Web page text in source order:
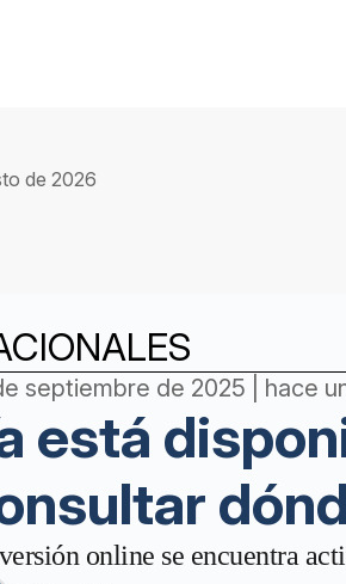
de 2026
septiembre de 2025 | hace
está
online se encuentra